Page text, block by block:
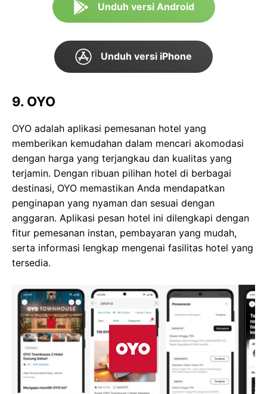
Unduh versi Android
Unduh versi iPhone
9. OYO
OYO adalah aplikasi pemesanan hotel yang
memberikan kemudahan dalam mencari akomodasi
dengan harga yang terjangkau dan kualitas yang
terjamin. Dengan ribuan pilihan hotel di berbagai
destinasi, OYO memastikan Anda mendapatkan
penginapan yang nyaman dan sesuai dengan
anggaran. Aplikasi pesan hotel ini dilengkapi dengan
fitur pemesanan instan, pembayaran yang mudah,
serta informasi lengkap mengenai fasilitas hotel yang
tersedia.